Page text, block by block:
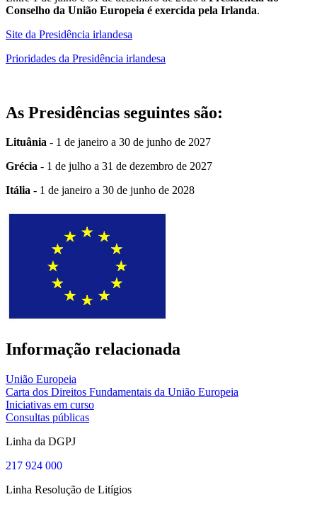
Conselho da União Europeia é exercida pela Irlanda.
Site da Presidência irlandesa
Prioridades da Presidência irlandesa
As Presidências seguintes são:
Lituânia - 1 de janeiro a 30 de junho de 2027
Grécia - 1 de julho a 31 de dezembro de 2027
Itália - 1 de janeiro a 30 de junho de 2028
Informação relacionada
União Europeia
Carta dos Direitos Fundamentais da União Europeia
Iniciativas em curso
Consultas públicas
Linha da DGPJ
217 924 000
Linha Resolução de Litígios